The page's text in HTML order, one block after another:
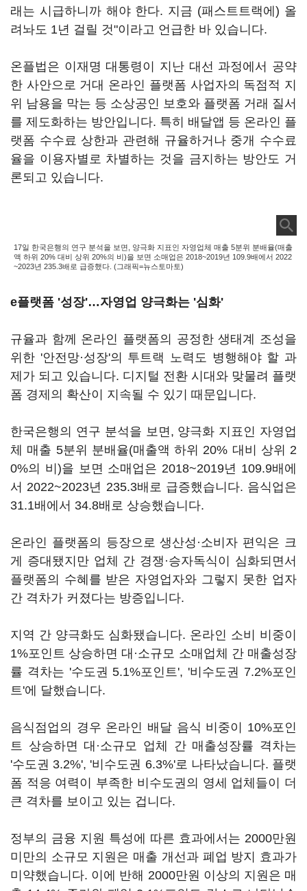
래는 시급하니까 해야 한다. 지금 (패스트트랙에) 올
려놔도 1년 걸릴 것"이라고 언급한 바 있습니다.
온플법은 이재명 대통령이 지난 대선 과정에서 공약
한 사안으로 거대 온라인 플랫폼 사업자의 독점적 지
위 남용을 막는 등 소상공인 보호와 플랫폼 거래 질서
를 제도화하는 방안입니다. 특히 배달앱 등 온라인 플
랫폼 수수료 상한과 관련해 규율하거나 중개 수수료
율을 이용자별로 차별하는 것을 금지하는 방안도 거
론되고 있습니다.
17일 한국은행의 연구 분석을 보면, 양극화 지표인 자영업체 매출 5분위 분배율(매출
액 하위 20% 대비 상위 20%의 비)을 보면 소매업은 2018~2019년 109.9배에서 2022
~2023년 235.3배로 급증했다. (그래픽=뉴스토마토)
e플랫폼 '성장'…자영업 양극화는 '심화'
규율과 함께 온라인 플랫폼의 공정한 생태계 조성을
위한 '안전망·성장'의 투트랙 노력도 병행해야 할 과
제가 되고 있습니다. 디지털 전환 시대와 맞물려 플랫
폼 경제의 확산이 지속될 수 있기 때문입니다.
한국은행의 연구 분석을 보면, 양극화 지표인 자영업
체 매출 5분위 분배율(매출액 하위 20% 대비 상위 2
0%의 비)을 보면 소매업은 2018~2019년 109.9배에
서 2022~2023년 235.3배로 급증했습니다. 음식업은
31.1배에서 34.8배로 상승했습니다.
온라인 플랫폼의 등장으로 생산성·소비자 편익은 크
게 증대됐지만 업체 간 경쟁·승자독식이 심화되면서
플랫폼의 수혜를 받은 자영업자와 그렇지 못한 업자
간 격차가 커졌다는 방증입니다.
지역 간 양극화도 심화됐습니다. 온라인 소비 비중이
1%포인트 상승하면 대·소규모 소매업체 간 매출성장
률 격차는 '수도권 5.1%포인트', '비수도권 7.2%포인
트'에 달했습니다.
음식점업의 경우 온라인 배달 음식 비중이 10%포인
트 상승하면 대·소규모 업체 간 매출성장률 격차는
'수도권 3.2%', '비수도권 6.3%'로 나타났습니다. 플랫
폼 적응 여력이 부족한 비수도권의 영세 업체들이 더
큰 격차를 보이고 있는 겁니다.
정부의 금융 지원 특성에 따른 효과에서는 2000만원
미만의 소규모 지원은 매출 개선과 폐업 방지 효과가
미약했습니다. 이에 반해 2000만원 이상의 지원은 매